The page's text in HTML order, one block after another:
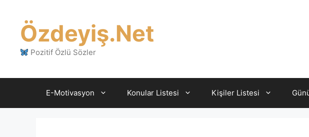
Özdeyiş.Net
Pozitif Özlü Sözler
E-Motivasyon Konular Listesi Kişiler Listesi